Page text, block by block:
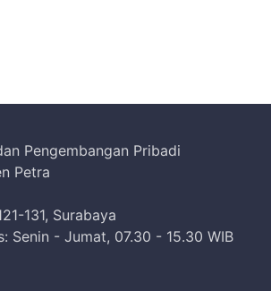
Pengembangan Pribadi
Petra
131, Surabaya
Senin - Jumat, 07.30 - 15.30 WIB